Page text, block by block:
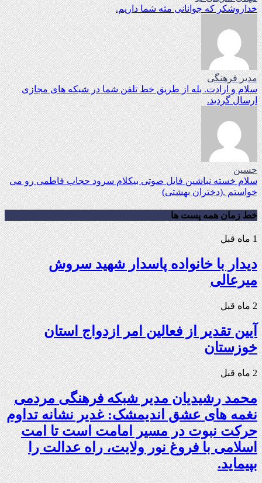
خداروشکر که جوانانی مثه شما داریم.
مدیر فرهنگی
سلام و ارادت. بله از طریق خط تلفن شما در شبکه های مجازی
ارسال گردید.
حسین
سلام خسته نباشین فایل صوتی بیکلام سرود حجاب فاطمی رو می
خواستم .(دختران بهشتی)
خط زمان همه پست ها
1 ماه قبل
دیدار با خانواده پاسدار شهید سروش
میرعالی
2 ماه قبل
آیین تقدیر از فعالین امر ازدواج استان
خوزستان
2 ماه قبل
محمد رشیدیان مدیر شبکه فرهنگی مردمی
نغمه های عشق اندیمشک: غدیر نشانه تداوم
حرکت نبوت در مسیر امامت است تا امت
اسلامی با فروغ نور ولایت، راه عدالت را
بپیماید.